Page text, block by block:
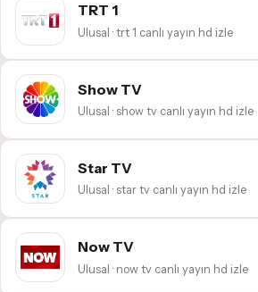
TRT 1
Ulusal · trt 1 canlı yayın hd izle
Show TV
Ulusal · show tv canlı yayın hd izle
Star TV
Ulusal · star tv canlı yayın hd izle
Now TV
Ulusal · now tv canlı yayın hd izle